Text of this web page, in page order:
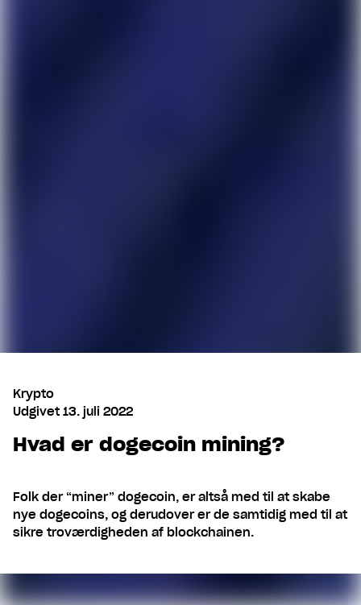
Krypto
Udgivet 13. juli 2022
Hvad er dogecoin mining?
Folk der “miner” dogecoin, er altså med til at skabe
nye dogecoins, og derudover er de samtidig med til at
sikre troværdigheden af blockchainen.